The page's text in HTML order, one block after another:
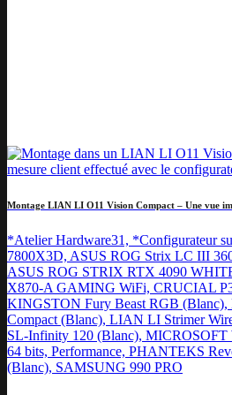
Montage LIAN LI O11 Vision Compact – Une vue
*Atelier Hardware31, *Configurateur
7800X3D, ASUS ROG Strix LC III
ASUS ROG STRIX RTX 4090
X870-A GAMING WiFi, CRUCIAL P3
KINGSTON Fury Beast RGB
Compact (Blanc), LIAN LI Strimer
SL-Infinity 120 (Blanc), MICROSOFT
64 bits, Performance, PHANTEKS
(Blanc), SAMSUNG 990 PRO